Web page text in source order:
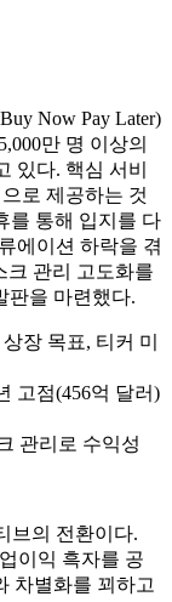
Now Pay Later)
만 명 이상의
있다. 핵심 서비
로 제공하는 것
를 통해 입지를 다
에이션 하락을 겪
크 관리 고도화를
판을 마련했다.
장 목표, 티커 미
고점(456억 달러)
관리로 수익성
브의 전환이다.
이익 흑자를 공
차별화를 꾀하고